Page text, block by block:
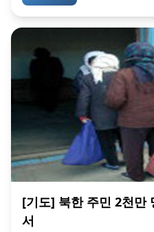
[기도] 북한 주민 2천만
서